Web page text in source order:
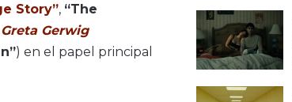
Story”, “The
Greta Gerwig
) en el papel principal